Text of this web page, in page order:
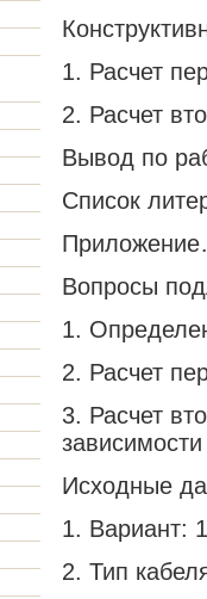
1. Расчет
2. Расчет
Вывод по
Список
Вопросы
1.
2. Расчет
3. Расчет
зависимости
Исходные
1. Вариант:
2. Тип